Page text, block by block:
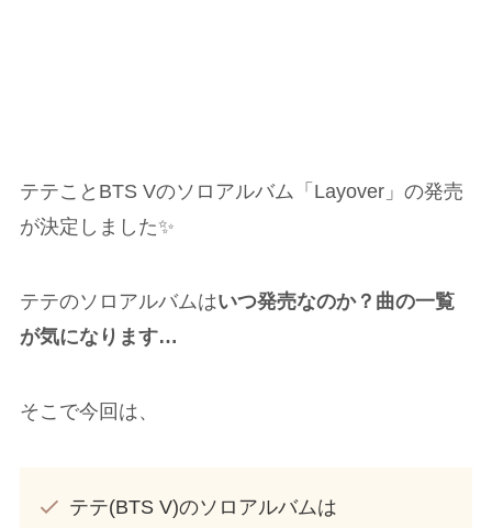
テテことBTS Vのソロアルバム「Layover」の発売
が決定しました✨
テテのソロアルバムはいつ発売なのか？曲の一覧
が気になります…
そこで今回は、
テテ(BTS V)のソロアルバムは